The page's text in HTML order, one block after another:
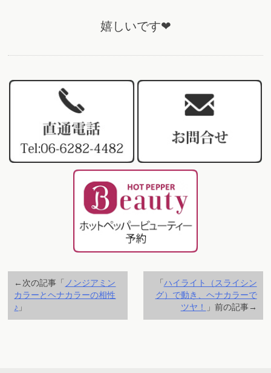
嬉しいです❤
「 ハイライト（スライシン
グ）で動き、ヘナカラーで
ツヤ！
」前の記事→
←次の記事「 ノンジアミン
カラーとヘナカラーの相性
♪ 」